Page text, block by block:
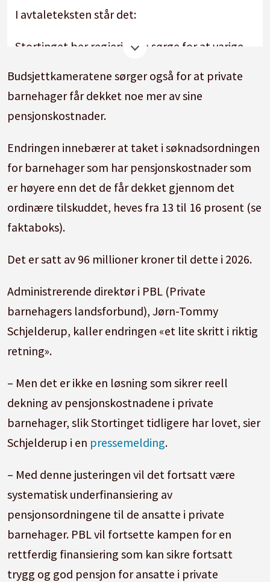
I avtaleteksten står det:
Stortinget ber regjeringen sørge for at varige
AFP i 2026 er del av grunnlaget man kan få økt
tilskudd til gjennom søknadsordningen
allerede i 2026, begrenset til nytt tak på
søknadsordningen på 16 prosent.
Private barnehager som i 2026 har innført
avtalefestet pensjon (AFP) med varige økte
utgifter, omfattes av søknadsordningen etter §
4a. i forskrift om tildeling av tilskudd til private
barnehager. Dekningen er oppad begrenset til
underdekning som overstiger 5 prosent.
Kommunene kompenseres for merutgiftene
knyttet til søknadsordningen.
nasjonalbudsjett for 2027 komme tilbake med
en vurdering av søknadsordningens
treffsikkerhet og om den fanger intensjonen
om å dekke private barnehagers
pensjonskostnader.
Budsjettkameratene sørger også for at private
barnehager får dekket noe mer av sine
pensjonskostnader.
Endringen innebærer at taket i søknadsordningen
for barnehager som har pensjonskostnader som
er høyere enn det de får dekket gjennom det
ordinære tilskuddet, heves fra 13 til 16 prosent (se
faktaboks).
Det er satt av 96 millioner kroner til dette i 2026.
Administrerende direktør i PBL (Private
barnehagers landsforbund), Jørn-Tommy
Schjelderup, kaller endringen «et lite skritt i riktig
retning».
– Men det er ikke en løsning som sikrer reell
dekning av pensjonskostnadene i private
barnehager, slik Stortinget tidligere har lovet, sier
Schjelderup i en pressemelding.
– Med denne justeringen vil det fortsatt være
systematisk underfinansiering av
pensjonsordningene til de ansatte i private
barnehager. PBL vil fortsette kampen for en
rettferdig finansiering som kan sikre fortsatt
trygg og god pensjon for ansatte i private